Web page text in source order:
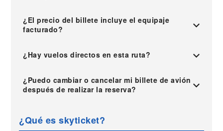
¿El precio del billete incluye el equipaje
facturado?
¿Hay vuelos directos en esta ruta?
¿Puedo cambiar o cancelar mi billete de avión
después de realizar la reserva?
¿Qué es skyticket?